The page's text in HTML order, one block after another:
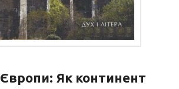
Як континент